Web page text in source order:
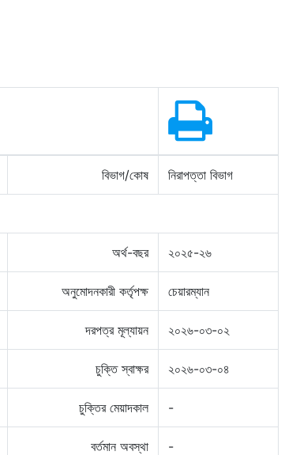
বিভাগ/কোষ নিরাপত্তা বিভাগ
অর্থ-বছর ২০২৫-২৬
অনুমোদনকারী কর্তৃপক্ষ চেয়ারম্যান
দরপত্র মূল্যায়ন ২০২৬-০৩-০২
চুক্তি স্বাক্ষর ২০২৬-০৩-০৪
চুক্তির মেয়াদকাল -
বর্তমান অবস্থা -